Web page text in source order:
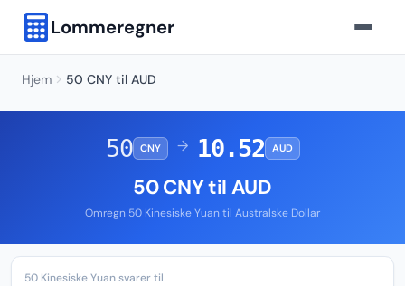
Lommeregner
Hjem 50 CNY til AUD
50 CNY → 10.52 AUD
50 CNY til AUD
Omregn 50 Kinesiske Yuan til Australske Dollar
50 Kinesiske Yuan svarer til